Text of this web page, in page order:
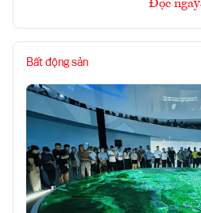
Đọc ngay
Bất động sản